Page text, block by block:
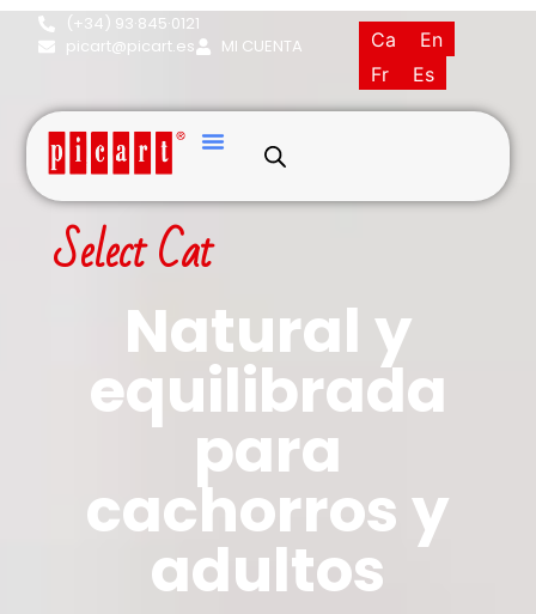
(+34) 93·845·0121
picart@picart.es
MI CUENTA Ca
En
Fr
Es
Select Cat
Natural y
equilibrada
para
cachorros y
adultos